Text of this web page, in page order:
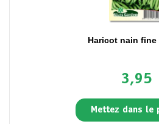
Haricot nain fine
3,95
Mettez dans le